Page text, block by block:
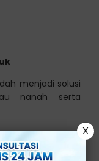
menjadi solusi
nanah serta
X